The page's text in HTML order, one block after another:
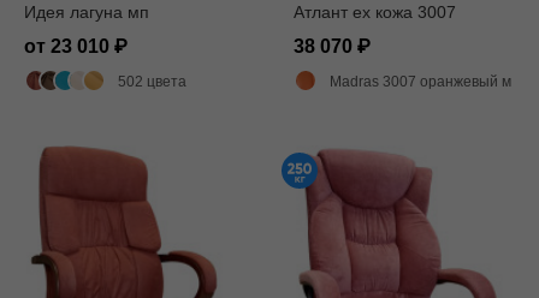
Идея лагуна мп
от 23 010
502 цвета
Атлант ex кожа 3007
38 070
Madras 3007 оранжевый матовый